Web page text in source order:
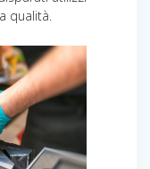
qualità.